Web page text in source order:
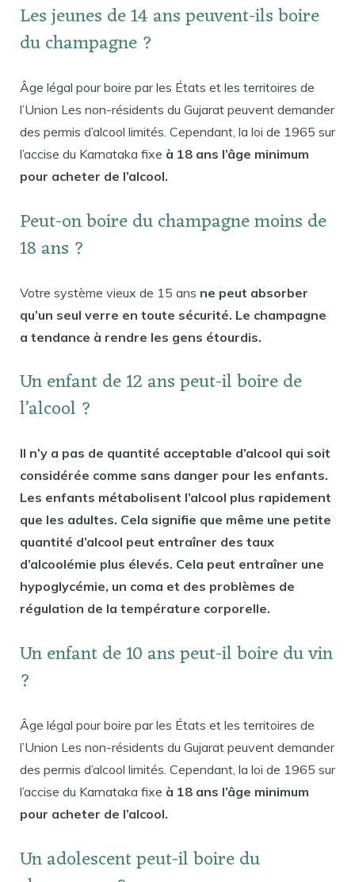
Les jeunes de 14 ans peuvent-ils boire
du champagne ?
Âge légal pour boire par les États et les territoires de
l’Union Les non-résidents du Gujarat peuvent demander
des permis d’alcool limités. Cependant, la loi de 1965 sur
l’accise du Karnataka fixe à 18 ans l’âge minimum
pour acheter de l’alcool.
Peut-on boire du champagne moins de
18 ans ?
Votre système vieux de 15 ans ne peut absorber
qu’un seul verre en toute sécurité. Le champagne
a tendance à rendre les gens étourdis.
Un enfant de 12 ans peut-il boire de
l’alcool ?
Il n’y a pas de quantité acceptable d’alcool qui soit
considérée comme sans danger pour les enfants.
Les enfants métabolisent l’alcool plus rapidement
que les adultes. Cela signifie que même une petite
quantité d’alcool peut entraîner des taux
d’alcoolémie plus élevés. Cela peut entraîner une
hypoglycémie, un coma et des problèmes de
régulation de la température corporelle.
Un enfant de 10 ans peut-il boire du vin
?
Âge légal pour boire par les États et les territoires de
l’Union Les non-résidents du Gujarat peuvent demander
des permis d’alcool limités. Cependant, la loi de 1965 sur
l’accise du Karnataka fixe à 18 ans l’âge minimum
pour acheter de l’alcool.
Un adolescent peut-il boire du